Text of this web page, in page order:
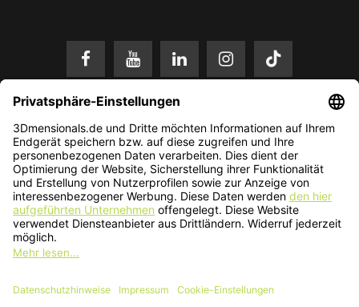
* Alle Preise in EUR inkl. gesetzl. Mehrwertsteuer zzgl. Versandkosten.
Änderungen und Irrtümer vorbehalten. Nur solange der Vorrat reicht.
© 2026 3Dmensionals / PONTIALIS GmbH & Co. KG - All Rights Reserved.​
Kundenbewertung